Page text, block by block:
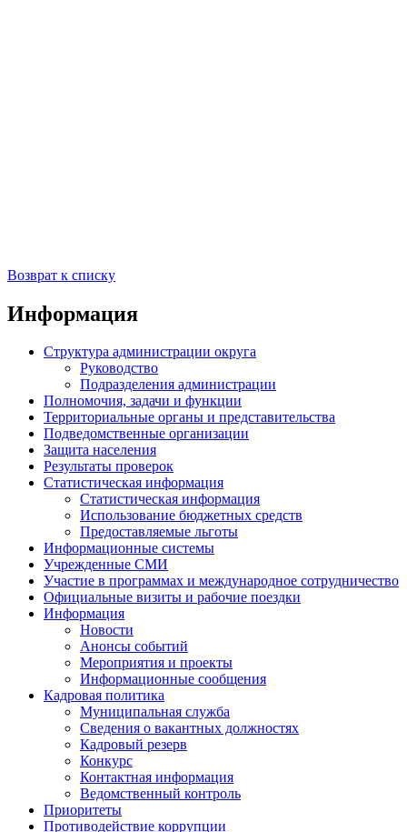
Возврат к списку
Информация
Структура администрации округа
Руководство
Подразделения администрации
Полномочия, задачи и функции
Территориальные органы и представительства
Подведомственные организации
Защита населения
Результаты проверок
Статистическая информация
Статистическая информация
Использование бюджетных средств
Предоставляемые льготы
Информационные системы
Учрежденные СМИ
Участие в программах и международное сотрудничество
Официальные визиты и рабочие поездки
Информация
Новости
Анонсы событий
Мероприятия и проекты
Информационные сообщения
Кадровая политика
Муниципальная служба
Сведения о вакантных должностях
Кадровый резерв
Конкурс
Контактная информация
Ведомственный контроль
Приоритеты
Противодействие коррупции